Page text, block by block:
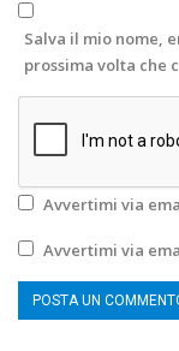
Salva il mio nome,
prossima volta che
Avvertimi via
Avvertimi via